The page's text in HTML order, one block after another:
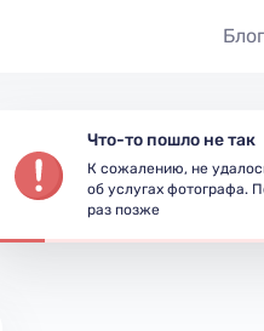
Блог
съёмки
Что-то пошло не так
К сожалению, не
об услугах фотографа.
раз позже